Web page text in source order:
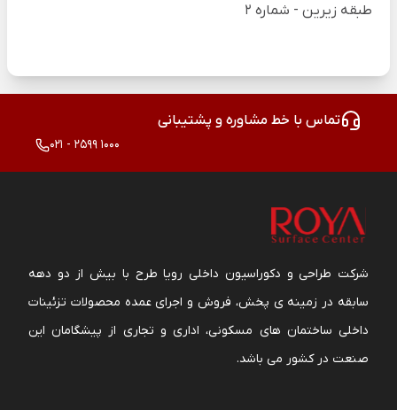
طبقه زیرین - شماره 2
تماس با خط مشاوره و پشتیبانی
021 - 2599 1000
شرکت طراحی و دکوراسیون داخلی رویا طرح با بیش از دو دهه
سابقه در زمینه ی پخش، فروش و اجرای عمده محصولات تزئینات
داخلی ساختمان های مسکونی، اداری و تجاری از پیشگامان این
صنعت در کشور می باشد.